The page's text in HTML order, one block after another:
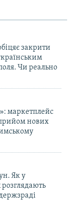
закрити
Чи реально
маркетплейс
нових
Як у